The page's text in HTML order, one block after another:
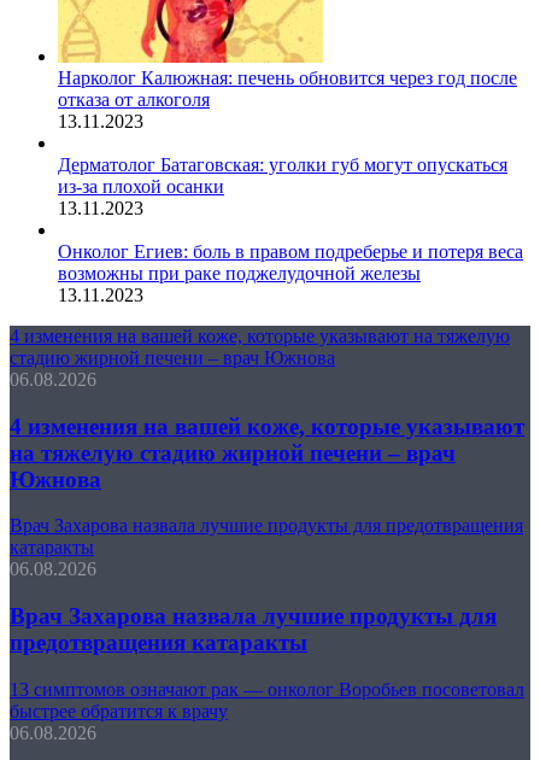
Нарколог Калюжная: печень обновится через год после
отказа от алкоголя
13.11.2023
Дерматолог Батаговская: уголки губ могут опускаться
из-за плохой осанки
13.11.2023
Онколог Егиев: боль в правом подреберье и потеря веса
возможны при раке поджелудочной железы
13.11.2023
4 изменения на вашей коже, которые указывают на тяжелую
стадию жирной печени – врач Южнова
06.08.2026
4 изменения на вашей коже, которые указывают
на тяжелую стадию жирной печени – врач
Южнова
Врач Захарова назвала лучшие продукты для предотвращения
катаракты
06.08.2026
Врач Захарова назвала лучшие продукты для
предотвращения катаракты
13 симптомов означают рак — онколог Воробьев посоветовал
быстрее обратится к врачу
06.08.2026